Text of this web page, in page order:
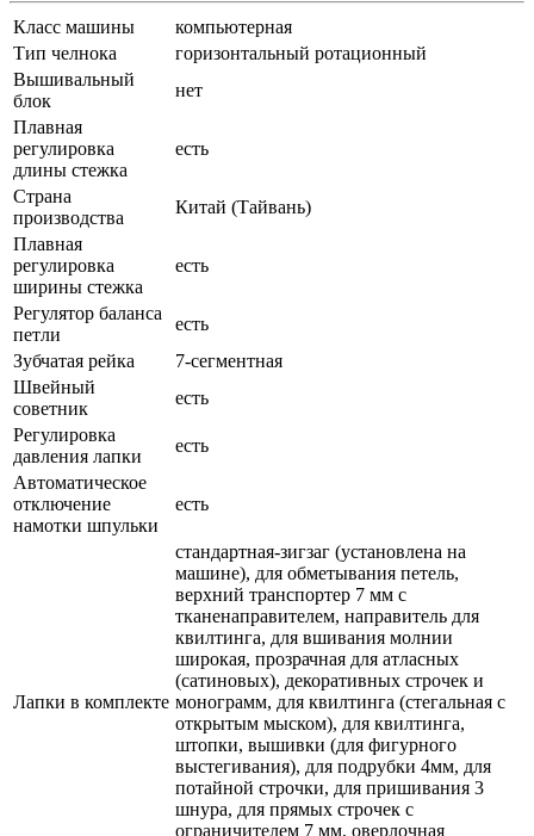
Класс машины
компьютерная
Тип челнока
горизонтальный ротационный
Вышивальный
блок
нет
Плавная
регулировка
длины стежка
есть
Страна
производства
Китай (Тайвань)
Плавная
регулировка
ширины стежка
есть
Регулятор баланса
петли
есть
Зубчатая рейка
7-сегментная
Швейный
советник
есть
Регулировка
давления лапки
есть
Автоматическое
отключение
намотки шпульки
есть
Лапки в комплекте
стандартная-зигзаг (установлена на
машине), для обметывания петель,
верхний транспортер 7 мм с
тканенаправителем, направитель для
квилтинга, для вшивания молнии
широкая, прозрачная для атласных
(сатиновых), декоративных строчек и
монограмм, для квилтинга (стегальная с
открытым мыском), для квилтинга,
штопки, вышивки (для фигурного
выстегивания), для подрубки 4мм, для
потайной строчки, для пришивания 3
шнура, для прямых строчек с
ограничителем 7 мм, оверлочная